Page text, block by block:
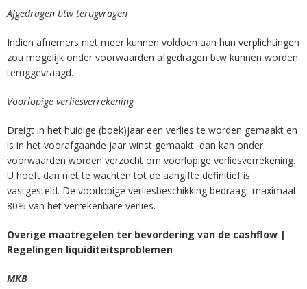
Afgedragen btw terugvragen
Indien afnemers niet meer kunnen voldoen aan hun verplichtingen
zou mogelijk onder voorwaarden afgedragen btw kunnen worden
teruggevraagd.
Voorlopige verliesverrekening
Dreigt in het huidige (boek)jaar een verlies te worden gemaakt en
is in het voorafgaande jaar winst gemaakt, dan kan onder
voorwaarden worden verzocht om voorlopige verliesverrekening.
U hoeft dan niet te wachten tot de aangifte definitief is
vastgesteld. De voorlopige verliesbeschikking bedraagt maximaal
80% van het verrekenbare verlies.
Overige maatregelen ter bevordering van de cashflow |
Regelingen liquiditeitsproblemen
MKB